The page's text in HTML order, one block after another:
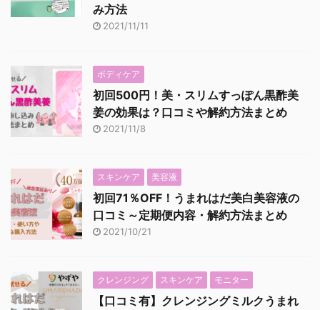
み方法
2021/11/11
ボディケア
初回500円！美・スリムすっぽん黒酢美
姜の効果は？口コミや解約方法まとめ
2021/11/8
スキンケア 美容液
初回71％OFF！うまれはだ美白美容液の
口コミ～定期便内容・解約方法まとめ
2021/10/21
クレンジング スキンケア モニター
【口コミ有】クレンジングミルクうまれ